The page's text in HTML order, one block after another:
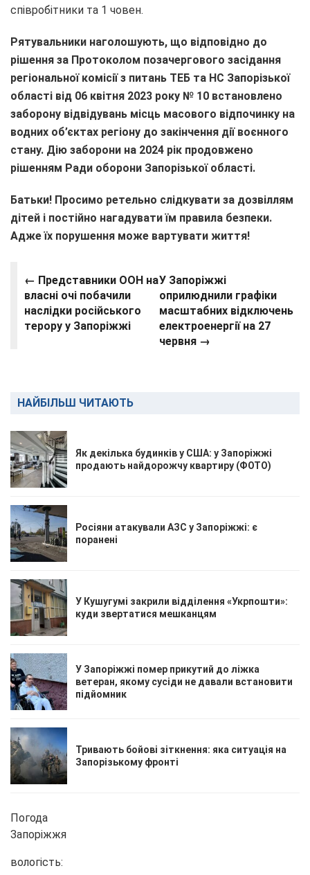
співробітники та 1 човен.
Рятувальники наголошують, що відповідно до
рішення за Протоколом позачергового засідання
регіональної комісії з питань ТЕБ та НС Запорізької
області від 06 квітня 2023 року № 10 встановлено
заборону відвідувань місць масового відпочинку на
водних об’єктах регіону до закінчення дії воєнного
стану. Дію заборони на 2024 рік продовжено
рішенням Ради оборони Запорізької області.
Батьки! Просимо ретельно слідкувати за дозвіллям
дітей і постійно нагадувати їм правила безпеки.
Адже їх порушення може вартувати життя!
← Представники ООН на
власні очі побачили
наслідки російського
терору у Запоріжжі
У Запоріжжі
оприлюднили графіки
масштабних відключень
електроенергії на 27
червня →
НАЙБІЛЬШ ЧИТАЮТЬ
Як декілька будинків у США: у Запоріжжі
продають найдорожчу квартиру (ФОТО)
Росіяни атакували АЗС у Запоріжжі: є
поранені
У Кушугумі закрили відділення «Укрпошти»:
куди звертатися мешканцям
У Запоріжжі помер прикутий до ліжка
ветеран, якому сусіди не давали встановити
підйомник
Тривають бойові зіткнення: яка ситуація на
Запорізькому фронті
Погода
Запоріжжя
вологість: